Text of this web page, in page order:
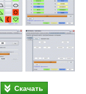
Скачать